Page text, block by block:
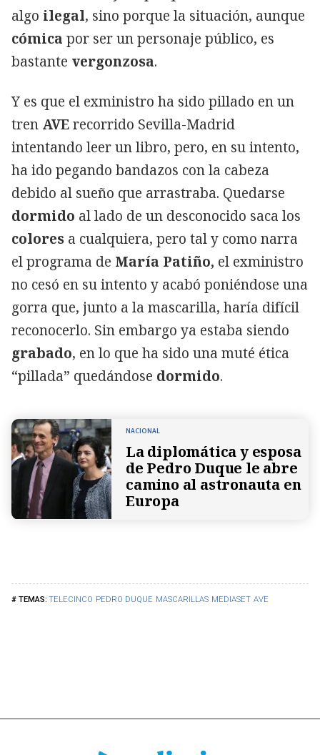
TELECINCO PEDRO DUQUE MASCARILLAS MEDIASET AVE
algo ilegal, sino porque la situación, aunque
cómica por ser un personaje público, es
bastante vergonzosa.
Y es que el exministro ha sido pillado en un
tren AVErecorrido Sevilla-Madrid
intentando leer un libro, pero, en su intento,
ha ido pegando bandazos con la cabeza
debido al sueño que arrastraba. Quedarse
dormido al lado de un desconocido saca los
colores a cualquiera, pero tal y como narra
el programa de María Patiño, el exministro
no cesó en su intento y acabó poniéndose una
gorra que, junto a la mascarilla, haría difícil
reconocerlo. Sin embargo ya estaba siendo
grabado, en lo que ha sido una muté ética
“pillada” quedándose dormido.
NACIONAL
La diplomática y esposa
de Pedro Duque le abre
camino al astronauta en
Europa